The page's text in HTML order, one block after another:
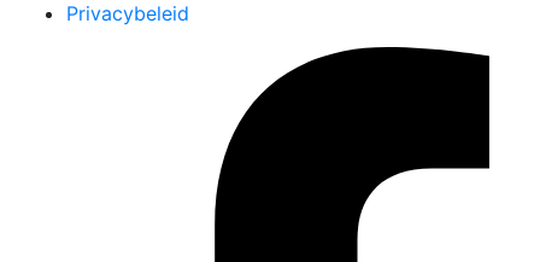
Privacybeleid